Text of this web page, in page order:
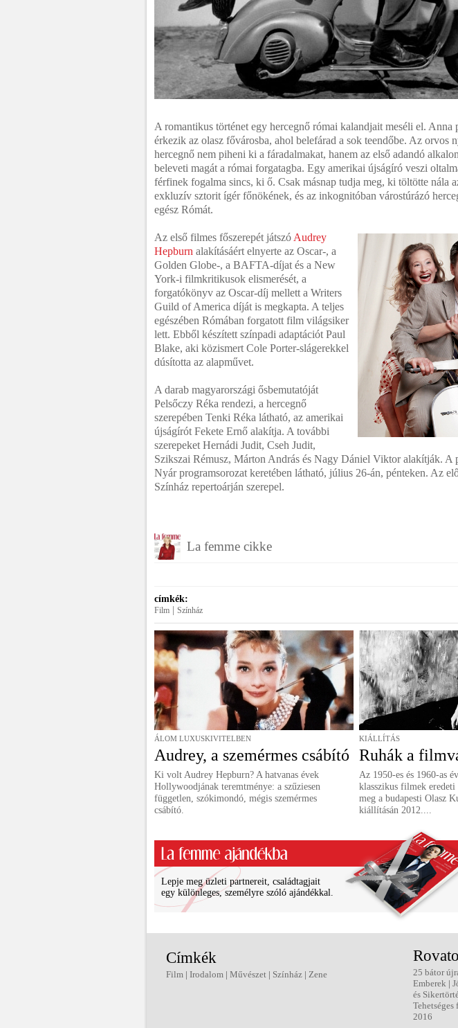
A romantikus történet egy hercegnő római kalandjait meséli el. Anna
érkezik az olasz fővárosba, ahol belefárad a sok teendőbe. Az orvos
hercegnő nem piheni ki a fáradalmakat, hanem az első adandó
beleveti magát a római forgatagba. Egy amerikai újságíró veszi
férfinek fogalma sincs, ki ő. Csak másnap tudja meg, ki töltötte nála
exkluzív sztorit ígér főnökének, és az inkognitóban várostúrázó
egész Rómát.
Az első filmes főszerepét játszó Audrey
Hepburn alakításáért elnyerte az Oscar-, a
Golden Globe-, a BAFTA-díjat és a New
York-i filmkritikusok elismerését, a
forgatókönyv az Oscar-díj mellett a Writers
Guild of America díját is megkapta. A teljes
egészében Rómában forgatott film világsiker
lett. Ebből készített színpadi adaptációt Paul
Blake, aki közismert Cole Porter-slágerekkel
dúsította az alapművet.
A darab magyarországi ősbemutatóját
Pelsőczy Réka rendezi, a hercegnő
szerepében Tenki Réka látható, az amerikai
újságírót Fekete Ernő alakítja. A további
szerepeket Hernádi Judit, Cseh Judit,
Szikszai Rémusz, Márton András és Nagy Dániel Viktor alakítják. A
Nyár programsorozat keretében látható, július 26-án, pénteken. Az
Színház repertoárján szerepel.
La femme cikke
címkék:
Film Színház
ÁLOM LUXUSKIVITELBEN
Audrey, a szemérmes csábító
Ki volt Audrey Hepburn? A hatvanas évek
Hollywoodjának teremtménye: a szűziesen
független, szókimondó, mégis szemérmes
csábító.
KIÁLLÍTÁS
Ruhák a
Az 1950-es és 1960-as
klasszikus filmek eredeti
meg a budapesti Olasz
kiállításán 2012....
Lepje meg üzleti partnereit, családtagjait
egy különleges, személyre szóló ajándékkal.
Címkék
Film | Irodalom | Művészet | Színház | Zene 25 bátor
Emberek |
és
2016